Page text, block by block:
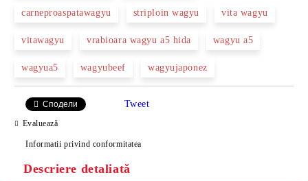
carneproaspatawagyu striploin wagyu vita wagyu
vitawagyu vrabioara wagyu a5 hida wagyu a5
wagyua5 wagyubeef wagyujaponez
Сподели Tweet
Evaluează
Informatii privind conformitatea
Descriere detaliată